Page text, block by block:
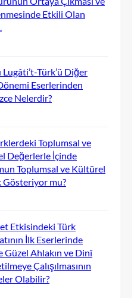
Etkili Olan
Türk’ü Diğer
Eserlerinden
Nelerdir?
Toplumsal ve
Değerlerle İçinde
Toplumsal ve Kültürel
Gösteriyor mu?
Etkisindeki Türk
İlk Eserlerinde
Güzel Ahlakın ve Dinî
Çalışılmasının
Olabilir?